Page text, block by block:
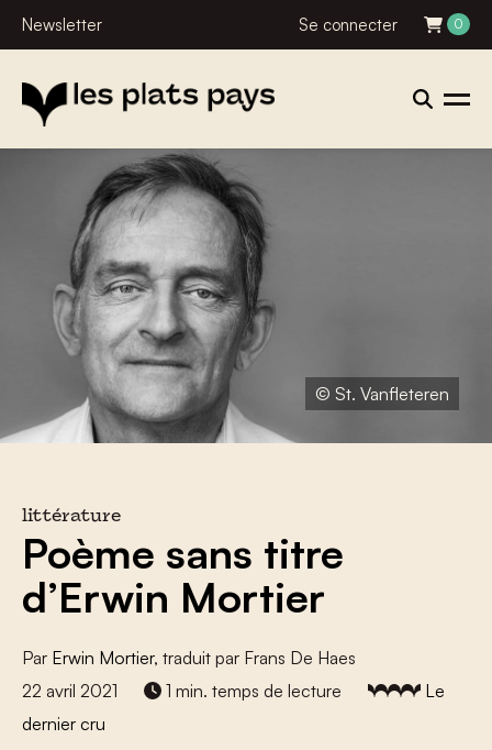
Newsletter Se connecter 0
© St. Vanfleteren
littérature
Poème sans titre
d’Erwin Mortier
Par Erwin Mortier, traduit par Frans De Haes
22 avril 2021
1 min. temps de lecture
Le
dernier cru